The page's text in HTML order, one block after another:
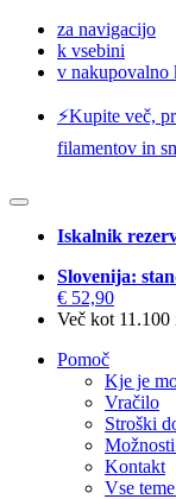
za navigacijo
k vsebini
v nakupovalno
⚡️Kupite več,
filamentov in
Iskalnik
Slovenija:
€ 52,90
Več kot
Pomoč
Kje je
Vračilo
Stroški
Kontakt
Vse